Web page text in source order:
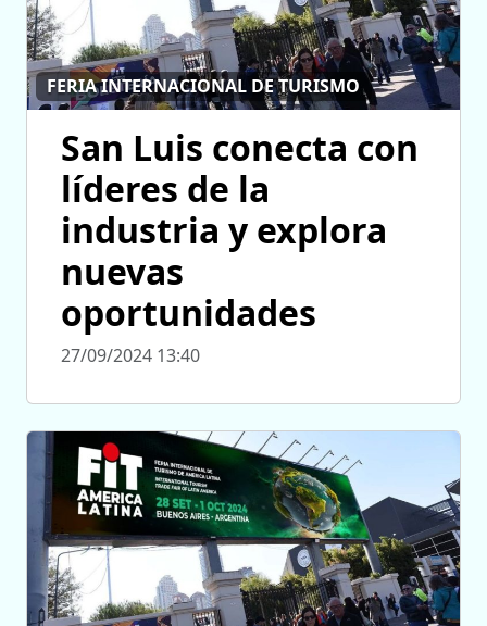
FERIA INTERNACIONAL DE TURISMO
San Luis conecta con
líderes de la
industria y explora
nuevas
oportunidades
27/09/2024 13:40